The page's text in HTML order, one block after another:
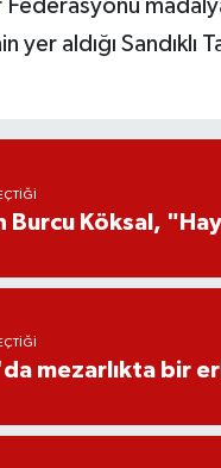
Federasyonu
yer aldığı Sandıklı
Burcu Köksal,
mezarlıkta bir